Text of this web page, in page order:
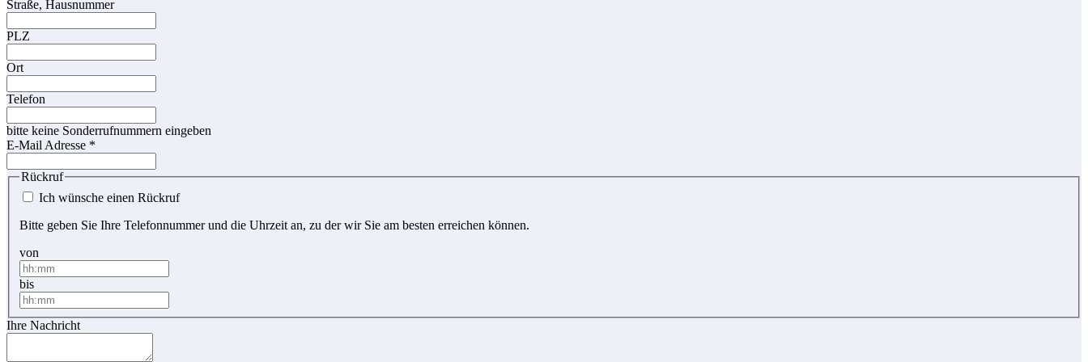
Straße, Hausnummer
PLZ
Ort
Telefon
bitte keine Sonderrufnummern eingeben
E-Mail Adresse *
Rückruf
Ich wünsche einen Rückruf
Bitte geben Sie Ihre Telefonnummer und die Uhrzeit an, zu der wir Sie am besten erreichen können.
von
bis
Ihre Nachricht